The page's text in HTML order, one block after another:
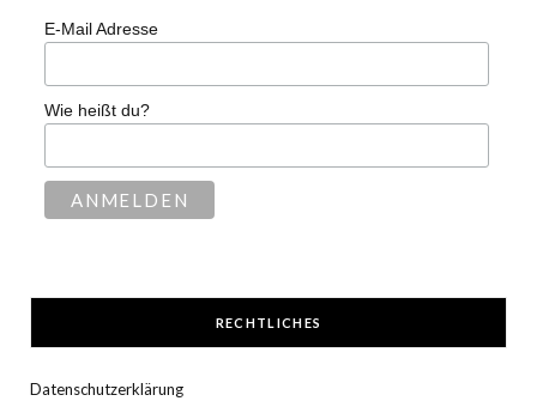
E-Mail Adresse
Wie heißt du?
RECHTLICHES
Datenschutzerklärung